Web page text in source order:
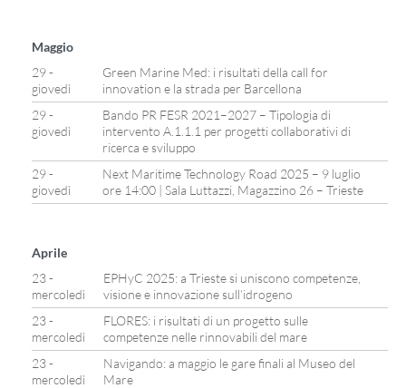
Maggio
29 -
giovedì
Green Marine Med: i risultati della call for
innovation e la strada per Barcellona
29 -
giovedì
Bando PR FESR 2021–2027 – Tipologia di
intervento A.1.1.1 per progetti collaborativi di
ricerca e sviluppo
29 -
giovedì
Next Maritime Technology Road 2025 – 9 luglio
ore 14:00 | Sala Luttazzi, Magazzino 26 – Trieste
Aprile
23 -
mercoledì
EPHyC 2025: a Trieste si uniscono competenze,
visione e innovazione sull’idrogeno
23 -
mercoledì
FLORES: i risultati di un progetto sulle
competenze nelle rinnovabili del mare
23 -
mercoledì
Navigando: a maggio le gare finali al Museo del
Mare